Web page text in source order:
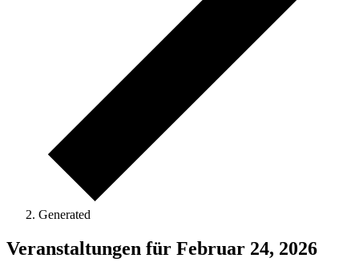
Generated
Veranstaltungen für Februar 24, 2026